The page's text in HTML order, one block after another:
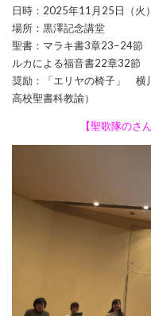
日時：2025年11月25日（火
場所：黒澤記念講堂
聖書：マラキ書3章23−24節
ルカによる福音書22章32節
奨励：「エリヤの椅子」 横
高校聖書科教諭）
【聖歌隊のさ